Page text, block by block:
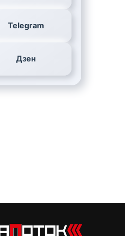
Telegram
Дзен